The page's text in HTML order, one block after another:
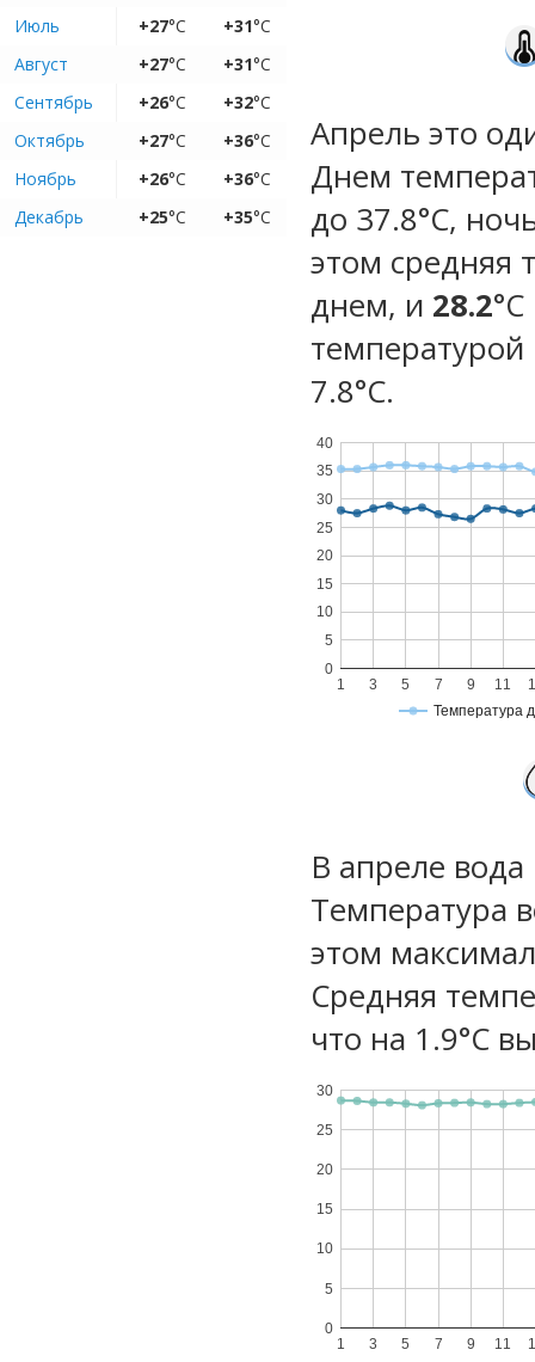
Июль
+27°C +31°C
Август
+27°C +31°C
Сентябрь
+26°C +32°C
Октябрь
+27°C +36°C
Ноябрь
+26°C +36°C
Декабрь
+25°C +35°C
Апрель это
Днем
до 37.8°C,
этом средняя
днем, и 28.2
температурой
7.8°С.
Температура
1 3 5 7 9 11
0
5
10
15
20
25
30
35
40
В апреле
Температура
этом
Средняя
что на 1.9°C
1 3 5 7 9 11
0
5
10
15
20
25
30